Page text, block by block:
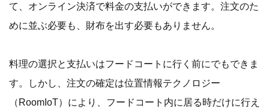
て、オンライン決済で料金の支払いができます。注文のた
めに並ぶ必要も、財布を出す必要もありません。
料理の選択と支払いはフードコートに行く前にでもできま
す。しかし、注文の確定は位置情報テクノロジー
（RoomIoT）により、フードコート内に居る時だけに行え